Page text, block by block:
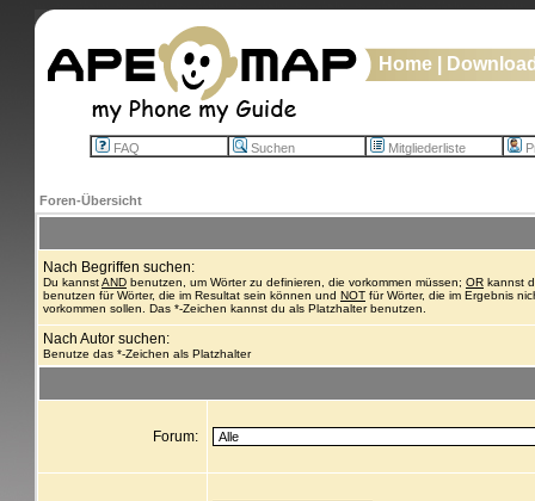
Home
FAQ Suchen Mitgliederliste
Foren-Übersicht
Nach Begriffen suchen:
Du kannstAND benutzen, um Wörter zu definieren, die vorkommen müssen; OR kannst
benutzen für Wörter, die im Resultat sein können und NOT für Wörter, die im Ergebnis
vorkommen sollen. Das *-Zeichen kannst du als Platzhalter benutzen.
Nach Autor suchen:
Benutze das *-Zeichen als Platzhalter
Forum: